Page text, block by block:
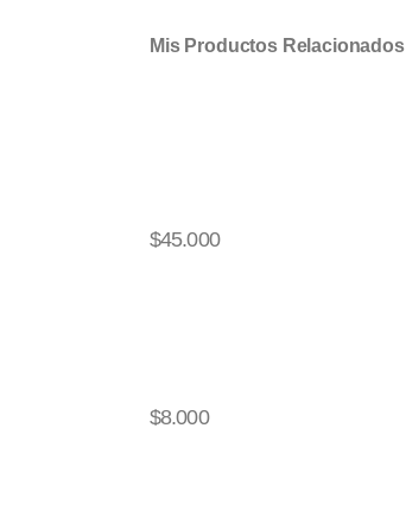
Mis Productos Relacionados
$45.000
$8.000